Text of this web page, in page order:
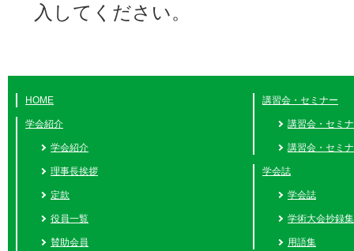
入してください。
HOME
学会紹介
学会紹介
理事長挨拶
定款
役員一覧
賛助会員
講習会・セミナー
講習会・セミ
講習会・セミ
学会誌
学会誌
学術大会抄録集
用語集